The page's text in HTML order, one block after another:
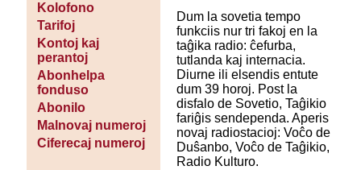
Kolofono
Tarifoj
Kontoj kaj
perantoj
Abonhelpa
fonduso
Abonilo
Malnovaj numeroj
Ciferecaj numeroj
Dum la sovetia tempo
funkciis nur tri fakoj en la
taĝika radio: ĉefurba,
tutlanda kaj internacia.
Diurne ili elsendis entute
dum 39 horoj. Post la
disfalo de Sovetio, Taĝikio
fariĝis sendependa. Aperis
novaj radiostacioj: Voĉo de
Duŝanbo, Voĉo de Taĝikio,
Radio Kulturo.